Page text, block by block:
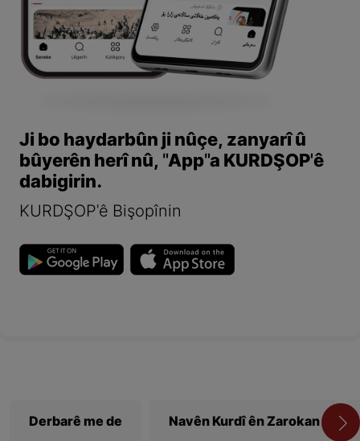
Ji bo haydarbûn ji nûçe, zanyarî û
bûyerên herî nû, "App"a KURDŞOP'ê
dabigirin.
KURDŞOP'ê Bişopînin
Derbarê me de Navên Kurdî ên Zarokan